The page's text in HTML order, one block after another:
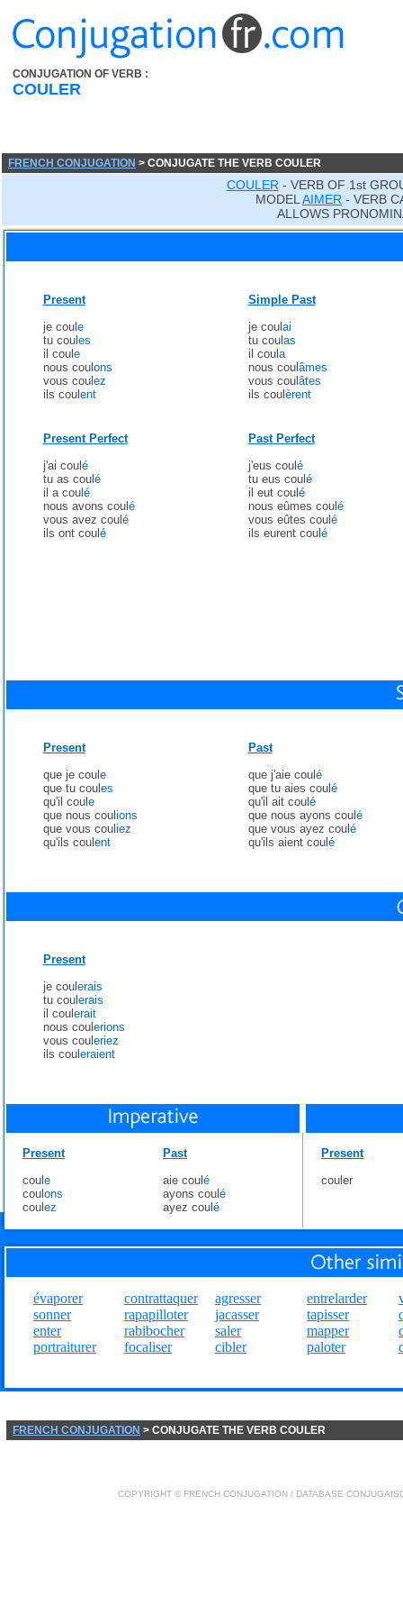
CONJUGATION OF VERB :
COULER
FRENCH CONJUGATION > CONJUGATE THE VERB COULER
COULER - VERB OF 1st
MODEL AIMER - VERB
ALLOWS
Present
je coul e
tu coul es
il coul e
nous coul ons
vous coul ez
ils coul ent
Simple Past
je coul ai
tu coul as
il coul a
nous coul âmes
vous coul âtes
ils coul èrent
Present Perfect
j'ai coul é
tu as coul é
il a coul é
nous avons coul é
vous avez coul é
ils ont coul é
Past Perfect
j'eus coul é
tu eus coul é
il eut coul é
nous eûmes coul é
vous eûtes coul é
ils eurent coul é
Present
que je coul e
que tu coul es
qu'il coul e
que nous coul ions
que vous coul iez
qu'ils coul ent
Past
que j'aie coul é
que tu aies coul é
qu'il ait coul é
que nous ayons coul é
que vous ayez coul é
qu'ils aient coul é
Present
je coul erais
tu coul erais
il coul erait
nous coul erions
vous coul eriez
ils coul eraient
Present
coul e
coul ons
coul ez
Past
aie coul é
ayons coul é
ayez coul é
Present
couler
évaporer
sonner
enter
portraiturer
contrattaquer
rapapilloter
rabibocher
focaliser
agresser
jacasser
saler
cibler
entrelarder
tapisser
mapper
paloter
FRENCH CONJUGATION > CONJUGATE THE VERB COULER
COPYRIGHT © FRENCH CONJUGATION / DATABASE